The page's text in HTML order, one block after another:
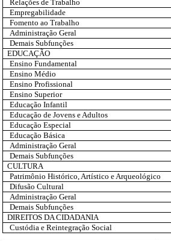
Relações de Trabalho
Empregabilidade
Fomento ao Trabalho
Administração Geral
Demais Subfunções
EDUCAÇÃO
Ensino Fundamental
Ensino Médio
Ensino Profissional
Ensino Superior
Educação Infantil
Educação de Jovens e Adultos
Educação Especial
Educação Básica
Administração Geral
Demais Subfunções
CULTURA
Patrimônio Histórico, Artístico e Arqueológico
Difusão Cultural
Administração Geral
Demais Subfunções
DIREITOS DA CIDADANIA
Custódia e Reintegração Social